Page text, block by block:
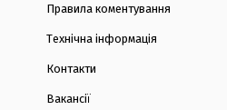
Правила коментування
Технічна інформація
Контакти
Вакансії